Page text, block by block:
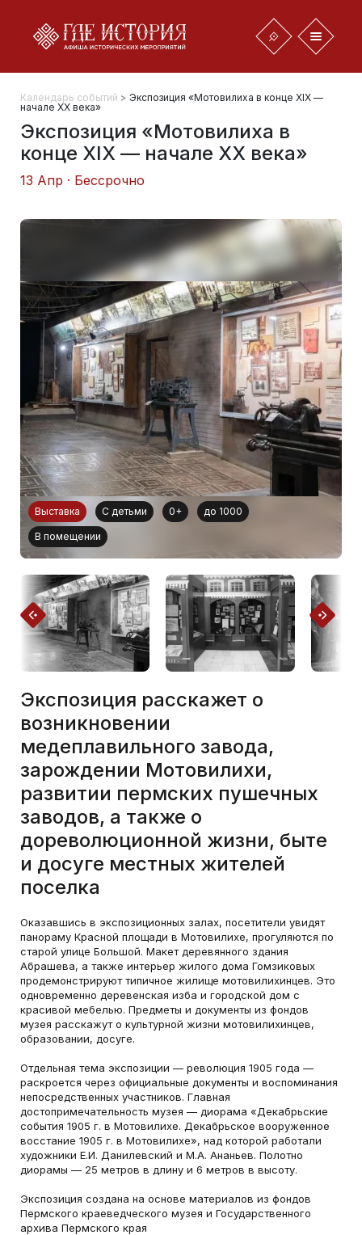
Календарь событий > Экспозиция «Мотовилиха в конце ХIХ —
начале XX века»
Экспозиция «Мотовилиха в
конце ХIХ — начале XX века»
13 Апр · Бессрочно
Выставка С детьми 0+ до 1000
В помещении
Экспозиция расскажет о
возникновении
медеплавильного завода,
зарождении Мотовилихи,
развитии пермских пушечных
заводов, а также о
дореволюционной жизни, быте
и досуге местных жителей
поселка
Оказавшись в экспозиционных залах, посетители увидят
панораму Красной площади в Мотовилихе, прогуляются по
старой улице Большой. Макет деревянного здания
Абрашева, а также интерьер жилого дома Гомзиковых
продемонстрируют типичное жилище мотовилихинцев. Это
одновременно деревенская изба и городской дом с
красивой мебелью. Предметы и документы из фондов
музея расскажут о культурной жизни мотовилихинцев,
образовании, досуге.
Отдельная тема экспозиции — революция 1905 года —
раскроется через официальные документы и воспоминания
непосредственных участников. Главная
достопримечательность музея — диорама «Декабрьские
события 1905 г. в Мотовилихе. Декабрьское вооруженное
восстание 1905 г. в Мотовилихе», над которой работали
художники Е.И. Данилевский и М.А. Ананьев. Полотно
диорамы — 25 метров в длину и 6 метров в высоту.
Экспозиция создана на основе материалов из фондов
Пермского краеведческого музея и Государственного
архива Пермского края